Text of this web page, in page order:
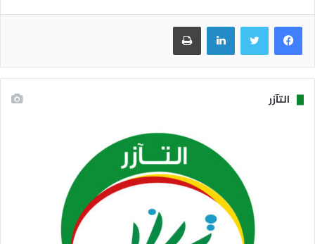
فيسبوك تويتر لينكدإن طباعة
التآزر